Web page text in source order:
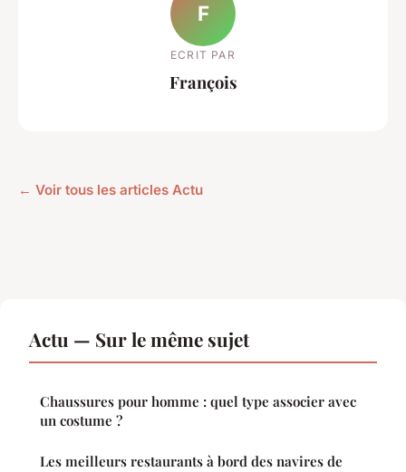
F
ECRIT PAR
François
← Voir tous les articles Actu
Actu — Sur le même sujet
Chaussures pour homme : quel type associer avec
un costume ?
Les meilleurs restaurants à bord des navires de